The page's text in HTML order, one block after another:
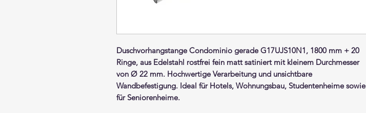
DuschvorhangstangeCondominio gerade G17UJS10N1, 1800 mm + 20
Ringe, aus Edelstahl rostfrei fein matt satiniertmit kleinem Durchmesser
von Ø 22 mm. Hochwertige Verarbeitung und unsichtbare
Wandbefestigung. Ideal für Hotels, Wohnungsbau, Studentenheime sowie
für Seniorenheime.